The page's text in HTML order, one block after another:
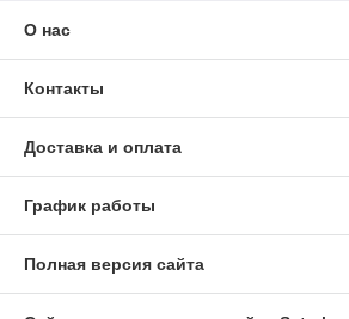
О нас
Контакты
Доставка и оплата
График работы
Полная версия сайта